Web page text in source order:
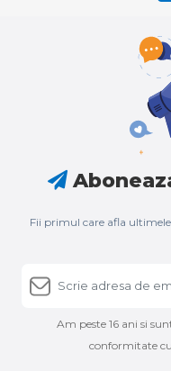
Fii primul care afla
Am peste 16 ani si
conformitate